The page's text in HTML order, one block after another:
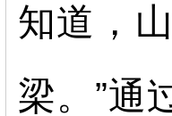
知道，
梁。”通